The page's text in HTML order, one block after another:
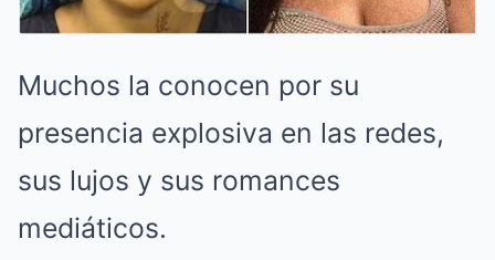
Muchos la conocen por su
presencia explosiva en las redes,
sus lujos y sus romances
mediáticos.